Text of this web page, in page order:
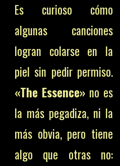
Es curioso cómo
algunas canciones
logran colarse en la
piel sin pedir permiso.
«The Essence»no es
la más pegadiza, ni la
más obvia, pero tiene
algo que otras no: